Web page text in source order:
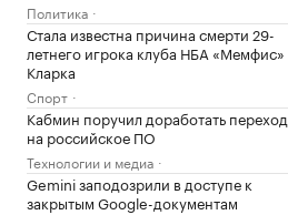
Политика
Стала известна причина смерти 29-
летнего игрока клуба НБА «Мемфис»
Кларка
Спорт
Кабмин поручил доработать переход
на российское ПО
Технологии и медиа
Gemini заподозрили в доступе к
закрытым Google-документам